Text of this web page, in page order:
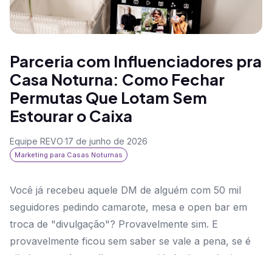
Parceria com Influenciadores pra
Casa Noturna: Como Fechar
Permutas Que Lotam Sem
Estourar o Caixa
Equipe REVO·17 de junho de 2026
Marketing para Casas Noturnas
Você já recebeu aquele DM de alguém com 50 mil
seguidores pedindo camarote, mesa e open bar em
troca de "divulgação"? Provavelmente sim. E
provavelmente ficou sem saber se vale a pena, se é